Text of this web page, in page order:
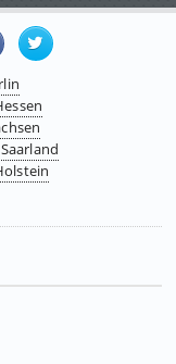
Saarland